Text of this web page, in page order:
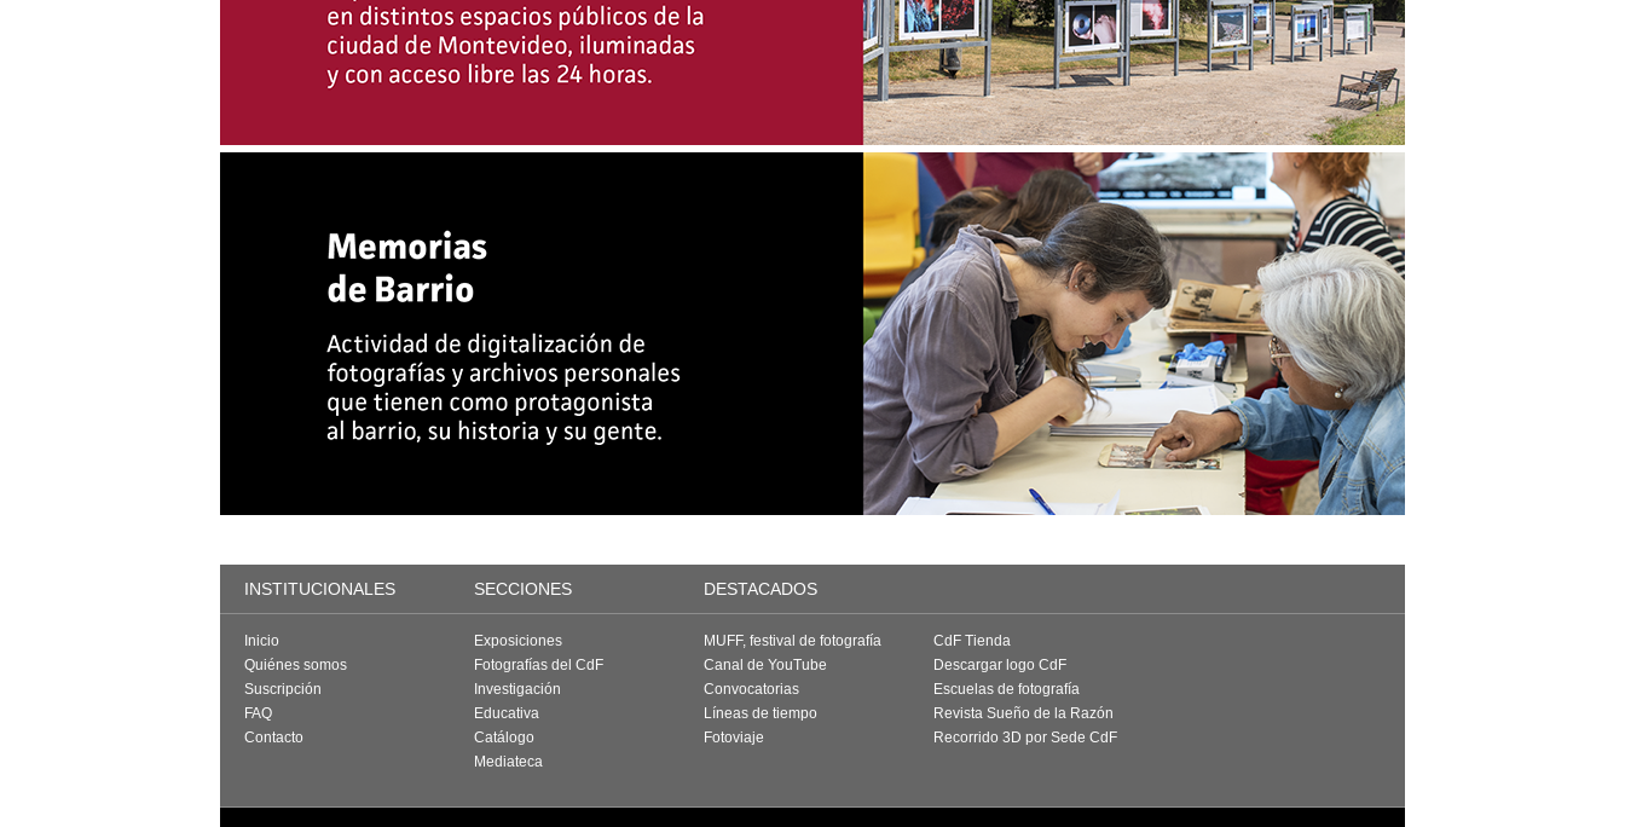
INSTITUCIONALES SECCIONES DESTACADOS
Inicio
Quiénes somos
Suscripción
FAQ
Contacto
Exposiciones
Fotografías del CdF
Investigación
Educativa
Catálogo
Mediateca
MUFF, festival de fotografía
Canal de YouTube
Convocatorias
Líneas de tiempo
Fotoviaje
CdF Tienda
Descargar logo CdF
Escuelas de fotografía
Revista Sueño de la Razón
Recorrido 3D por Sede CdF